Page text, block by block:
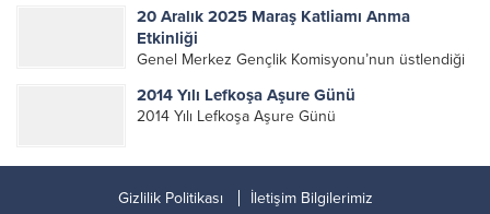
katılımı ile gerçekleşti. Önceki dönemde görev
alarak emek veren, katkı koyan cümle canların...
20 Aralık 2025 Maraş Katliamı Anma
Etkinliği
Genel Merkez Gençlik Komisyonu’nun üstlendiği
Cezaevi katliamı ve 28 Aralık Roboski katliamında
yitirdiğimiz canları da saygıyla andık. 20 Aralık
2014 Yılı Lefkoşa Aşure Günü
2014 Yılı Lefkoşa Aşure Günü
Gizlilik Politikası İletişim Bilgilerimiz